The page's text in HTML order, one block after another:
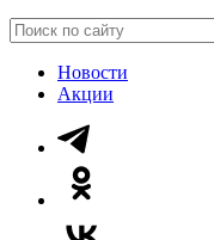
Новости
Акции